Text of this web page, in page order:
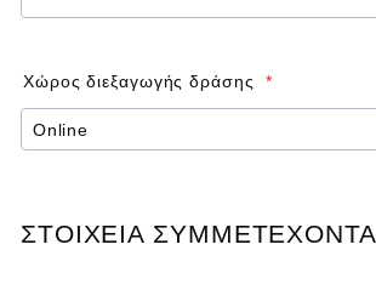
Χώρος διεξαγωγής δράσης *
ΣΤΟΙΧΕΙΑ ΣΥΜΜΕΤΕΧΟΝΤΑ